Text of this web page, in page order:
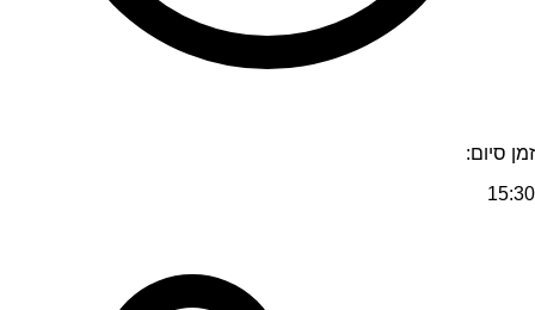
זמן סיום:
15:30